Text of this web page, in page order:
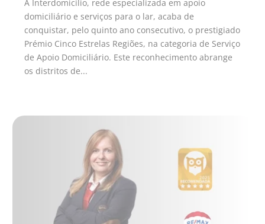
A Interdomicilio, rede especializada em apoio
domiciliário e serviços para o lar, acaba de
conquistar, pelo quinto ano consecutivo, o prestigiado
Prémio Cinco Estrelas Regiões, na categoria de Serviço
de Apoio Domiciliário. Este reconhecimento abrange
os distritos de...